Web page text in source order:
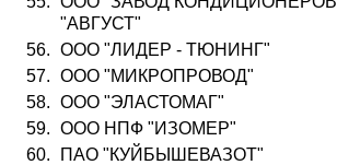
"АВГУСТ"
56. ООО "ЛИДЕР - ТЮНИНГ"
57. ООО "МИКРОПРОВОД"
58. ООО "ЭЛАСТОМАГ"
59. ООО НПФ "ИЗОМЕР"
60.
ПАО "КУЙБЫШЕВАЗОТ"